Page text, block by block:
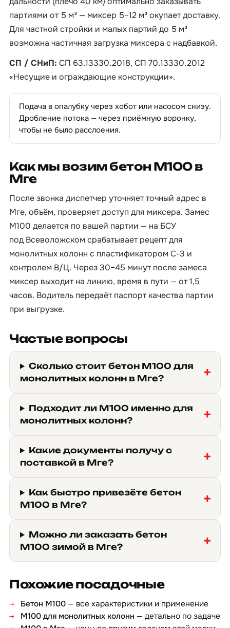
партиями от 5 м³ — миксер 5–12 м³ окупает доставку.
Для частной стройки и малых партий до 5 м³
возможна частичная загрузка миксера с надбавкой.
СП / СНиП: СП 63.13330.2018, СП 70.13330.2012
«Несущие и ограждающие конструкции».
Подача в опалубку через хобот или насосом снизу.
Дробление потока — через приёмную воронку,
чтобы не было расслоения.
Как мы возим бетон М100 в
Мге
После звонка диспетчер уточняет точный адрес в
Мге, объём, проверяет доступ для миксера. Замес
М100 делается по вашей партии — на БСУ
под Всеволожском срабатывает рецепт для
монолитных колонн с пластификатором С-3 и
контролем В/Ц. Через 30–45 минут после замеса
миксер выходит на линию, время в пути — от 1,5
часов. Водитель передаёт паспорт качества партии
при выгрузке.
Частые вопросы
Сколько стоит бетон М100 для
монолитных колонн в Мге?
Подходит ли М100 именно для
монолитных колонн?
Какие документы получу с
поставкой в Мге?
Как быстро привезёте бетон
М100 в Мге?
Можно ли заказать бетон
М100 зимой в Мге?
Похожие посадочные
Бетон М100 — все характеристики и применение
М100 для монолитных колонн — детально по задаче